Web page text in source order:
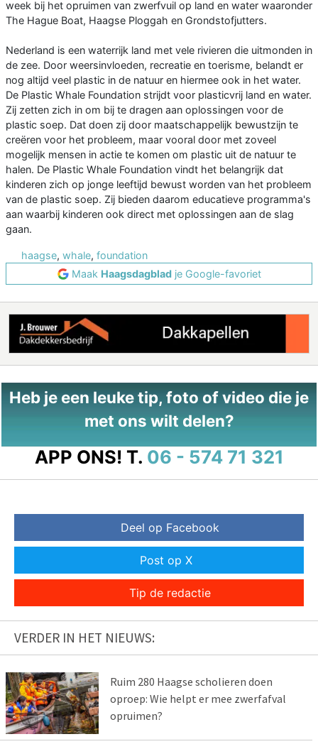
week bij het opruimen van zwerfvuil op land en water waaronder
The Hague Boat, Haagse Ploggah en Grondstofjutters.
Nederland is een waterrijk land met vele rivieren die uitmonden in
de zee. Door weersinvloeden, recreatie en toerisme, belandt er
nog altijd veel plastic in de natuur en hiermee ook in het water.
De Plastic Whale Foundation strijdt voor plasticvrij land en water.
Zij zetten zich in om bij te dragen aan oplossingen voor de
plastic soep. Dat doen zij door maatschappelijk bewustzijn te
creëren voor het probleem, maar vooral door met zoveel
mogelijk mensen in actie te komen om plastic uit de natuur te
halen. De Plastic Whale Foundation vindt het belangrijk dat
kinderen zich op jonge leeftijd bewust worden van het probleem
van de plastic soep. Zij bieden daarom educatieve programma's
aan waarbij kinderen ook direct met oplossingen aan de slag
gaan.
haagse, whale, foundation
Maak Haagsdagbladje Google-favoriet
Heb je een leuke tip, foto of video die je
met ons wilt delen?
APP ONS! T. 06 - 574 71 321
Deel op Facebook
Post op X
Tip de redactie
VERDER IN HET NIEUWS:
Ruim 280 Haagse scholieren doen
oproep: Wie helpt er mee zwerfafval
opruimen?